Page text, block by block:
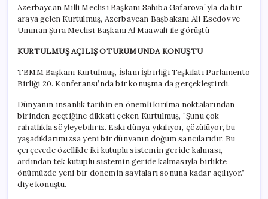
Azerbaycan Milli Meclisi Başkanı Sahiba Gafarova”yla da bir
araya gelen Kurtulmuş, Azerbaycan Başbakanı Ali Esedov ve
Umman Şura Meclisi Başkanı Al Maawali ile görüştü
KURTULMUŞ AÇILIŞ OTURUMUNDA KONUŞTU
TBMM Başkanı Kurtulmuş, İslam İşbirliği Teşkilatı Parlamento
Birliği 20. Konferansı’nda bir konuşma da gerçekleştirdi.
Dünyanın insanlık tarihin en önemli kırılma noktalarından
birinden geçtiğine dikkati çeken Kurtulmuş, “Şunu çok
rahatlıkla söyleyebiliriz. Eski dünya yıkılıyor, çözülüyor, bu
yaşadıklarımızsa yeni bir dünyanın doğum sancılarıdır. Bu
çerçevede özellikle iki kutuplu sistemin geride kalması,
ardından tek kutuplu sistemin geride kalmasıyla birlikte
önümüzde yeni bir dönemin sayfaları sonuna kadar açılıyor.”
diye konuştu.